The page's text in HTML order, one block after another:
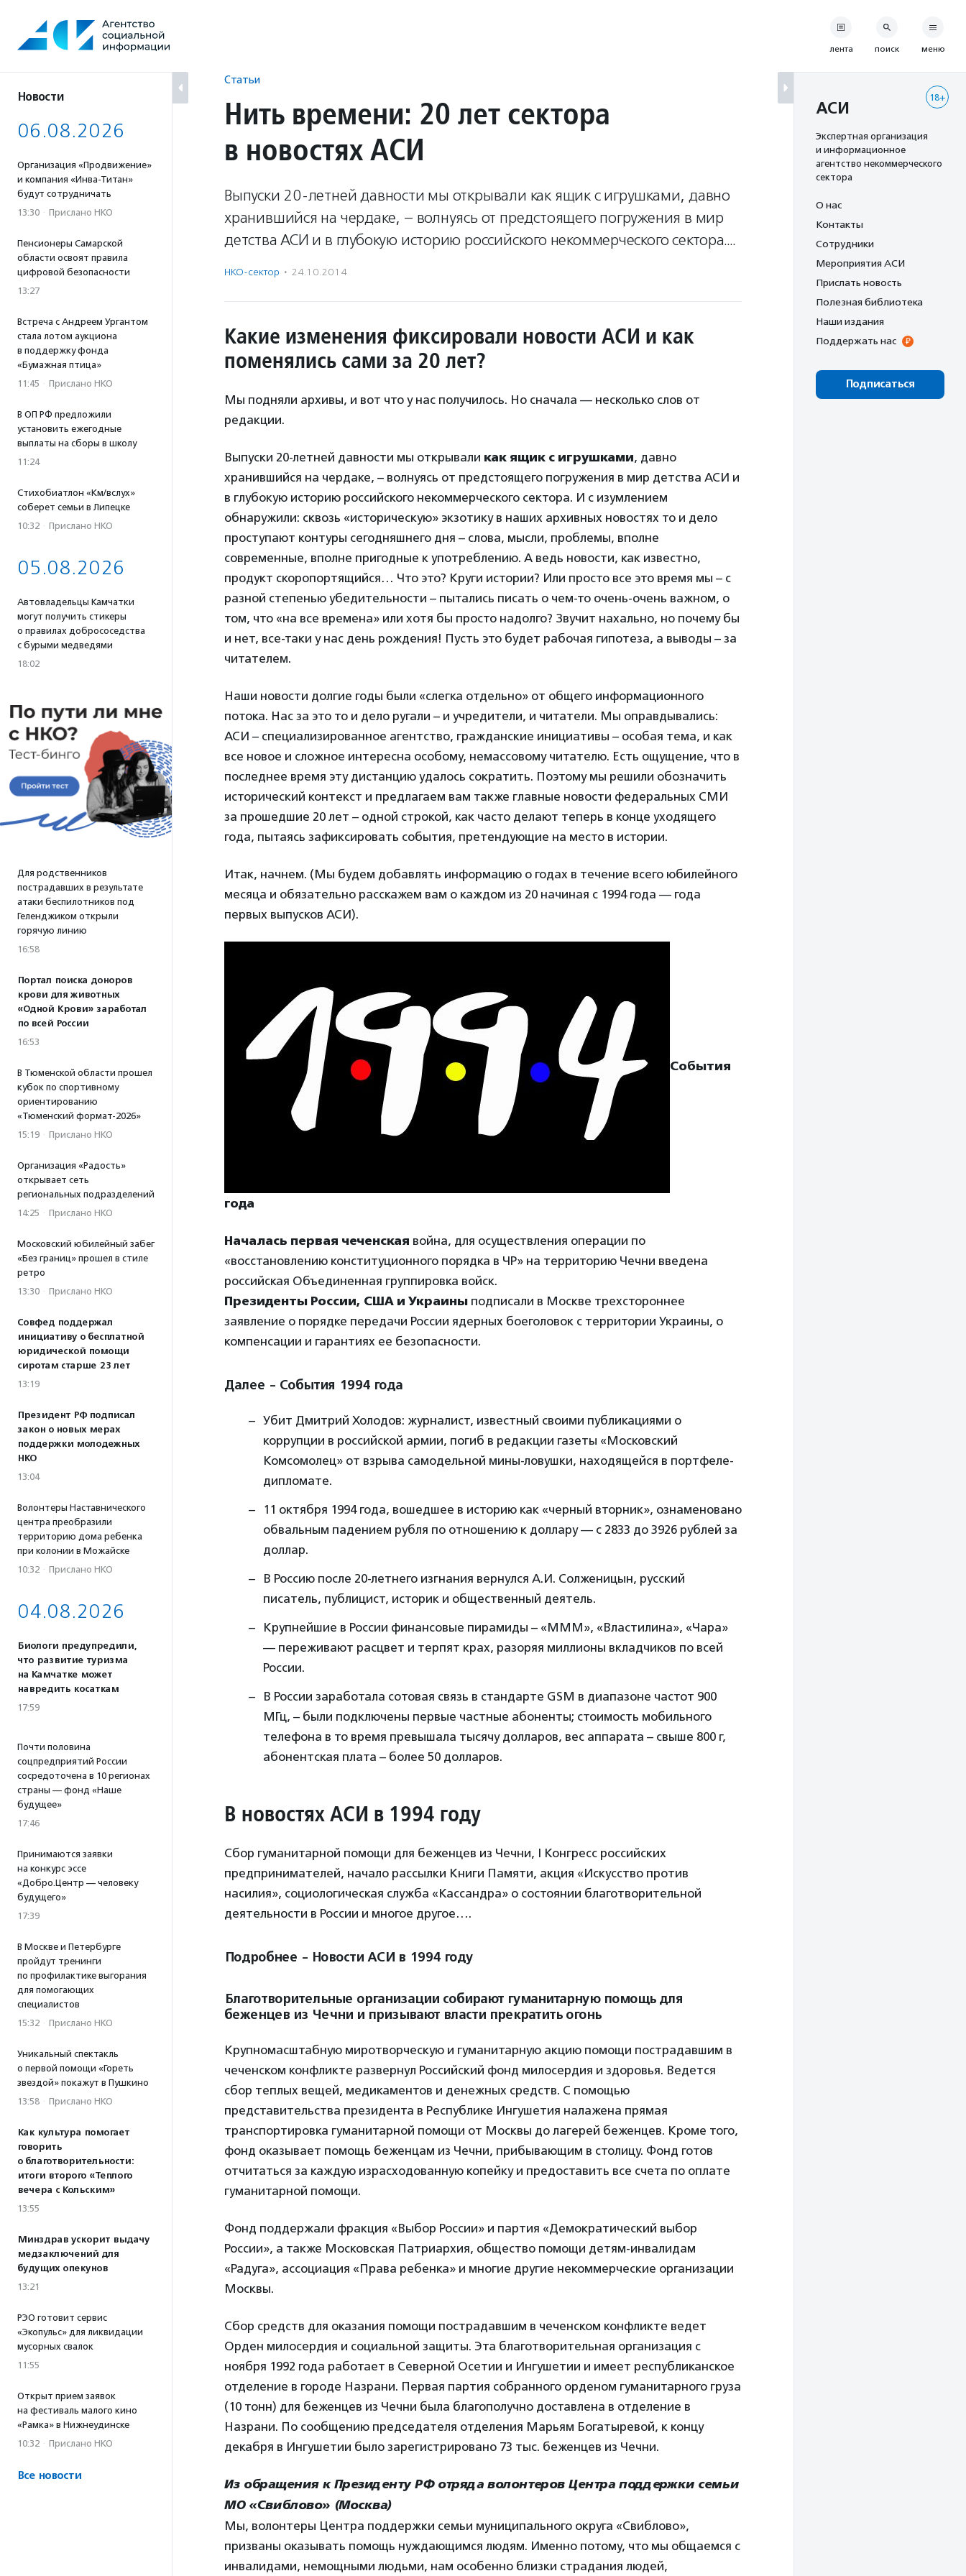
содержанию
Новости
06.08.2026
Организация «Продвижение»
и компания «Инва-Титан»
будут сотрудничать
13:30 · Прислано НКО
Пенсионеры Самарской
области освоят правила
цифровой безопасности
13:27
Встреча с Андреем Ургантом
стала лотом аукциона
в поддержку фонда
«Бумажная птица»
11:45 · Прислано НКО
В ОП РФ предложили
установить ежегодные
выплаты на сборы в школу
11:24
Стихобиатлон «Км/вслух»
соберет семьи в Липецке
10:32 · Прислано НКО
05.08.2026
Автовладельцы Камчатки
могут получить стикеры
о правилах добрососедства
с бурыми медведями
18:02
Для родственников
пострадавших в результате
атаки беспилотников под
Геленджиком открыли
горячую линию
16:58
Портал поиска доноров
крови для животных
«Одной Крови» заработал
по всей России
16:53
В Тюменской области прошел
кубок по спортивному
ориентированию
«Тюменский формат-2026»
15:19 · Прислано НКО
Организация «Радость»
открывает сеть
региональных подразделений
14:25 · Прислано НКО
Московский юбилейный забег
«Без границ» прошел в стиле
ретро
13:30 · Прислано НКО
Совфед поддержал
инициативу о бесплатной
юридической помощи
сиротам старше 23 лет
13:19
Президент РФ подписал
закон о новых мерах
поддержки молодежных
НКО
13:04
Волонтеры Наставнического
центра преобразили
территорию дома ребенка
при колонии в Можайске
10:32 · Прислано НКО
04.08.2026
Биологи предупредили,
что развитие туризма
на Камчатке может
навредить косаткам
17:59
Почти половина
соцпредприятий России
сосредоточена в 10 регионах
страны — фонд «Наше
будущее»
17:46
Принимаются заявки
на конкурс эссе
«Добро.Центр — человеку
будущего»
17:39
В Москве и Петербурге
пройдут тренинги
по профилактике выгорания
для помогающих
специалистов
15:32 · Прислано НКО
Уникальный спектакль
о первой помощи «Гореть
звездой» покажут в Пушкино
13:58 · Прислано НКО
Как культура помогает
говорить
о благотворительности:
итоги второго «Теплого
вечера с Кольским»
13:55
Минздрав ускорит выдачу
медзаключений для
будущих опекунов
13:21
РЭО готовит сервис
«Экопульс» для ликвидации
мусорных свалок
11:55
Открыт прием заявок
на фестиваль малого кино
«Рамка» в Нижнеудинске
10:32 · Прислано НКО
Все новости
Статьи
Нить времени: 20 лет сектора
в новостях АСИ
Выпуски 20-летней давности мы открывали как ящик с игрушками, давно
хранившийся на чердаке, – волнуясь от предстоящего погружения в мир
детства АСИ и в глубокую историю российского некоммерческого сектора….
НКО-сектор · 24.10.2014
Какие изменения фиксировали новости АСИ и как
поменялись сами за 20 лет?
Мы подняли архивы, и вот что у нас получилось. Но сначала — несколько слов от
редакции.
Выпуски 20-летней давности мы открывали как ящик с игрушками, давно
хранившийся на чердаке, – волнуясь от предстоящего погружения в мир детства АСИ и
в глубокую историю российского некоммерческого сектора. И с изумлением
обнаружили: сквозь «историческую» экзотику в наших архивных новостях то и дело
проступают контуры сегодняшнего дня – слова, мысли, проблемы, вполне
современные, вполне пригодные к употреблению. А ведь новости, как известно,
продукт скоропортящийся… Что это? Круги истории? Или просто все это время мы – с
разной степенью убедительности – пытались писать о чем-то очень-очень важном, о
том, что «на все времена» или хотя бы просто надолго? Звучит нахально, но почему бы
и нет, все-таки у нас день рождения! Пусть это будет рабочая гипотеза, а выводы – за
читателем.
Наши новости долгие годы были «слегка отдельно» от общего информационного
потока. Нас за это то и дело ругали – и учредители, и читатели. Мы оправдывались:
АСИ – специализированное агентство, гражданские инициативы – особая тема, и как
все новое и сложное интересна особому, немассовому читателю. Есть ощущение, что в
последнее время эту дистанцию удалось сократить. Поэтому мы решили обозначить
исторический контекст и предлагаем вам также главные новости федеральных СМИ
за прошедшие 20 лет – одной строкой, как часто делают теперь в конце уходящего
года, пытаясь зафиксировать события, претендующие на место в истории.
Итак, начнем. (Мы будем добавлять информацию о годах в течение всего юбилейного
месяца и обязательно расскажем вам о каждом из 20 начиная с 1994 года — года
первых выпусков АСИ).
События
года
Началась первая чеченская война, для осуществления операции по
«восстановлению конституционного порядка в ЧР» на территорию Чечни введена
российская Объединенная группировка войск.
Президенты России, США и Украины подписали в Москве трехстороннее
заявление о порядке передачи России ядерных боеголовок с территории Украины, о
компенсации и гарантиях ее безопасности.
Далее - События 1994 года
Убит Дмитрий Холодов: журналист, известный своими публикациями о
коррупции в российской армии, погиб в редакции газеты «Московский
Комсомолец» от взрыва самодельной мины-ловушки, находящейся в портфеле-
дипломате.
11 октября 1994 года, вошедшее в историю как «черный вторник», ознаменовано
обвальным падением рубля по отношению к доллару — с 2833 до 3926 рублей за
доллар.
В Россию после 20-летнего изгнания вернулся А.И. Солженицын, русский
писатель, публицист, историк и общественный деятель.
Крупнейшие в России финансовые пирамиды – «МММ», «Властилина», «Чара»
— переживают расцвет и терпят крах, разоряя миллионы вкладчиков по всей
России.
В России заработала сотовая связь в стандарте GSM в диапазоне частот 900
МГц, – были подключены первые частные абоненты; стоимость мобильного
телефона в то время превышала тысячу долларов, вес аппарата – свыше 800 г,
абонентская плата – более 50 долларов.
В новостях АСИ в 1994 году
Сбор гуманитарной помощи для беженцев из Чечни, I Конгресс российских
предпринимателей, начало рассылки Книги Памяти, акция «Искусство против
насилия», социологическая служба «Кассандра» о состоянии благотворительной
деятельности в России и многое другое….
Подробнее - Новости АСИ в 1994 году
Благотворительные организации собирают гуманитарную помощь для
беженцев из Чечни и призывают власти прекратить огонь
Крупномасштабную миротворческую и гуманитарную акцию помощи пострадавшим в
чеченском конфликте развернул Российский фонд милосердия и здоровья. Ведется
сбор теплых вещей, медикаментов и денежных средств. С помощью
представительства президента в Республике Ингушетия налажена прямая
транспортировка гуманитарной помощи от Москвы до лагерей беженцев. Кроме того,
фонд оказывает помощь беженцам из Чечни, прибывающим в столицу. Фонд готов
отчитаться за каждую израсходованную копейку и предоставить все счета по оплате
гуманитарной помощи.
Фонд поддержали фракция «Выбор России» и партия «Демократический выбор
России», а также Московская Патриархия, общество помощи детям-инвалидам
«Радуга», ассоциация «Права ребенка» и многие другие некоммерческие организации
Москвы.
Сбор средств для оказания помощи пострадавшим в чеченском конфликте ведет
Орден милосердия и социальной защиты. Эта благотворительная организация с
ноября 1992 года работает в Северной Осетии и Ингушетии и имеет республиканское
отделение в городе Назрани. Первая партия собранного орденом гуманитарного груза
(10 тонн) для беженцев из Чечни была благополучно доставлена в отделение в
Назрани. По сообщению председателя отделения Марьям Богатыревой, к концу
декабря в Ингушетии было зарегистрировано 73 тыс. беженцев из Чечни.
Из обращения к Президенту РФ отряда волонтеров Центра поддержки семьи
МО «Свиблово» (Москва)
Мы, волонтеры Центра поддержки семьи муниципального округа «Свиблово»,
призваны оказывать помощь нуждающимся людям. Именно потому, что мы общаемся с
инвалидами, немощными людьми, нам особенно близки страдания людей,
лента поиск меню
18+
АСИ
Экспертная организация
и информационное
агентство некоммерческого
сектора
О нас
Контакты
Сотрудники
Мероприятия АСИ
Прислать новость
Полезная библиотека
Наши издания
Поддержать нас
Подписаться